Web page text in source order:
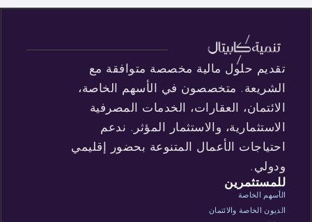
تقديم حلول مالية مخصصة متوافقة مع
الشريعة. متخصصون في الأسهم الخاصة،
الائتمان، العقارات، الخدمات المصرفية
الاستثمارية، والاستثمار المؤثر. ندعم
احتياجات الأعمال المتنوعة بحضور إقليمي
ودولي.
للمستثمرين
الأسهم الخاصة
الديون الخاصة والائتمان